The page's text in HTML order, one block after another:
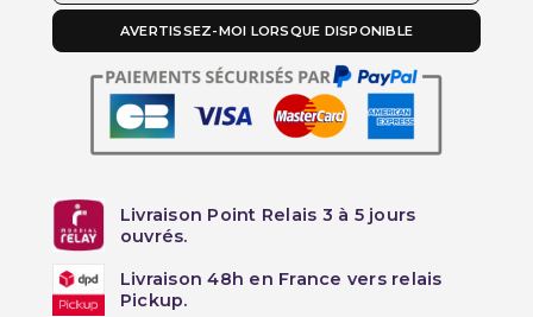
AVERTISSEZ-MOI LORSQUE DISPONIBLE
Livraison Point Relais 3 à 5 jours
ouvrés.
Livraison 48h en France vers relais
Pickup.